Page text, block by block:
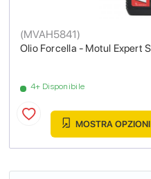
Olio Forcella - Motul Expert
(MVAH5841)
4+ Disponibile
MOSTRA OPZIONI